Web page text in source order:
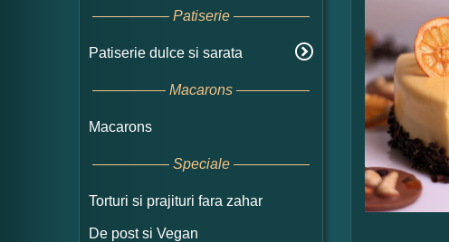
Patiserie
Patiserie dulce si sarata
Macarons
Macarons
Speciale
Torturi si prajituri fara zahar
De post si Vegan